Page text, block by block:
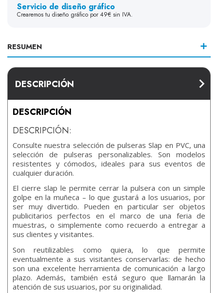
Servicio de diseño gráfico
Crearemos tu diseño gráfico por 49€ sin IVA.
RESUMEN
DESCRIPCIÓN
DESCRIPCIÓN
DESCRIPCIÓN:
Consulte nuestra selección de pulseras Slap en PVC, una
selección de pulseras personalizables. Son modelos
resistentes y cómodos, ideales para sus eventos de
cualquier duración.
El cierre slap le permite cerrar la pulsera con un simple
golpe en la muñeca – lo que gustará a los usuarios, por
ser muy divertido. Pueden en particular ser objetos
publicitarios perfectos en el marco de una feria de
muestras, o simplemente como recuerdo a entregar a
sus clientes y visitantes.
Son reutilizables como quiera, lo que permite
eventualmente a sus visitantes conservarlas: de hecho
son una excelente herramienta de comunicación a largo
plazo. Además, también está seguro que llamarán la
atención de sus usuarios, por su originalidad.